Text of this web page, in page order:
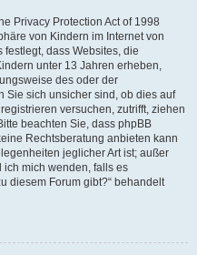
Privacy Protection Act of 1998
von Kindern im Internet von
dass Websites, die
unter 13 Jahren erheben,
des oder der
Sie sich unsicher sind, ob dies auf
versuchen, zutrifft, ziehen
beachten Sie, dass phpBB
Rechtsberatung anbieten kann
jeglicher Art ist; außer
ich mich wenden, falls es
diesem Forum gibt?“ behandelt